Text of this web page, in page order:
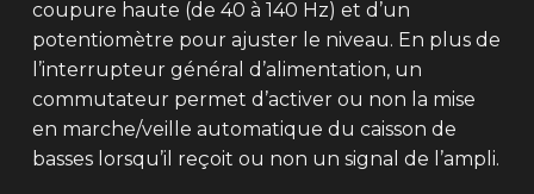
coupure haute (de 40 à 140 Hz) et d’un
potentiomètre pour ajuster le niveau. En plus de
l’interrupteur général d’alimentation, un
commutateur permet d’activer ou non la mise
en marche/veille automatique du caisson de
basses lorsqu’il reçoit ou non un signal de l’ampli.